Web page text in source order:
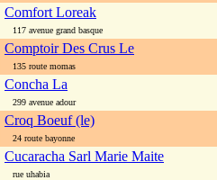
Comfort Loreak
117 avenue grand basque
Comptoir Des Crus Le
135 route momas
Concha La
299 avenue adour
Croq Boeuf (le)
24 route bayonne
Cucaracha Sarl Marie Maite
rue uhabia